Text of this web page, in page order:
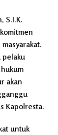
S.I.K.
pelaku
akan
Kapolresta.
untuk